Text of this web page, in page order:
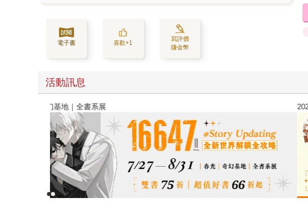
電子書 喜歡+1
寫評價
賺金幣
活動訊息
春光ｘ奇幻基地｜全書系展